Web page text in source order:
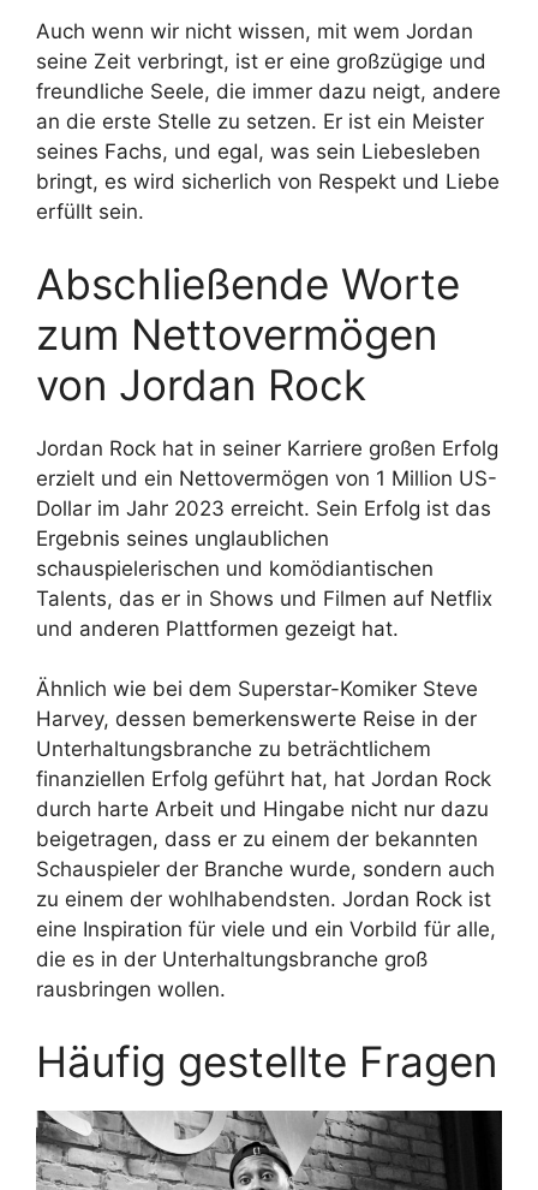
Auch wenn wir nicht wissen, mit wem Jordan
seine Zeit verbringt, ist er eine großzügige und
freundliche Seele, die immer dazu neigt, andere
an die erste Stelle zu setzen. Er ist ein Meister
seines Fachs, und egal, was sein Liebesleben
bringt, es wird sicherlich von Respekt und Liebe
erfüllt sein.
Abschließende Worte
zum Nettovermögen
von Jordan Rock
Jordan Rock hat in seiner Karriere großen Erfolg
erzielt und ein Nettovermögen von 1 Million US-
Dollar im Jahr 2023 erreicht. Sein Erfolg ist das
Ergebnis seines unglaublichen
schauspielerischen und komödiantischen
Talents, das er in Shows und Filmen auf Netflix
und anderen Plattformen gezeigt hat.
Ähnlich wie bei dem Superstar-Komiker Steve
Harvey, dessen bemerkenswerte Reise in der
Unterhaltungsbranche zu beträchtlichem
finanziellen Erfolg geführt hat, hat Jordan Rock
durch harte Arbeit und Hingabe nicht nur dazu
beigetragen, dass er zu einem der bekannten
Schauspieler der Branche wurde, sondern auch
zu einem der wohlhabendsten. Jordan Rock ist
eine Inspiration für viele und ein Vorbild für alle,
die es in der Unterhaltungsbranche groß
rausbringen wollen.
Häufig gestellte Fragen